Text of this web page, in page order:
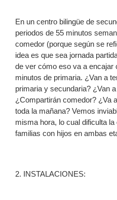
En un centro bilingüe de
periodos de 55 minutos
comedor (porque según se
idea es que sea jornada
de ver cómo eso va a encajar
minutos de primaria. ¿Van a
primaria y secundaria? ¿Van
¿Compartirán comedor? ¿Va
toda la mañana? Vemos
misma hora, lo cual dificulta
familias con hijos en ambas
2. INSTALACIONES: